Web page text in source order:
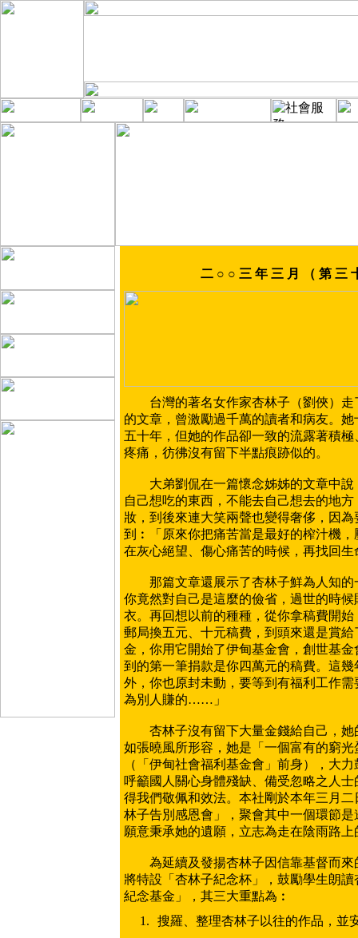
二 ○ ○ 三 年 三 月 （
台灣的著名女作家杏林子（劉俠）走
的文章，曾激勵過千萬的讀者和病友。
五十年，但她的作品卻一致的流露著積
疼痛，彷彿沒有留下半點痕跡似的。
大弟劉侃在一篇懷念姊姊的文章中說
自己想吃的東西，不能去自己想去的地
妝，到後來連大笑兩聲也變得奢侈，因
到︰「原來你把痛苦當是最好的榨汁機
在灰心絕望、傷心痛苦的時候，再找回
那篇文章還展示了杏林子鮮為人知的
你竟然對自己是這麼的儉省，過世的時
衣。再回想以前的種種，從你拿稿費開
郵局換五元、十元稿費，到頭來還是賞
金，你用它開始了伊甸基金會，創世基
到的第一筆捐款是你四萬元的稿費。這
外，你也原封未動，要等到有福利工作
為別人賺的……」
杏林子沒有留下大量金錢給自己，她
如張曉風所形容，她是「一個富有的窮
（「伊甸社會福利基金會」前身），大
呼籲國人關心身體殘缺、備受忽略之人
得我們敬佩和效法。本社剛於本年三月
林子告別感恩會」，聚會其中一個環節
願意秉承她的遺願，立志為走在陰雨路
為延續及發揚杏林子因信靠基督而來
將特設「杏林子紀念杯」，鼓勵學生朗
紀念基金」，其三大重點為︰
1.
搜羅、整理杏林子以往的作品，並